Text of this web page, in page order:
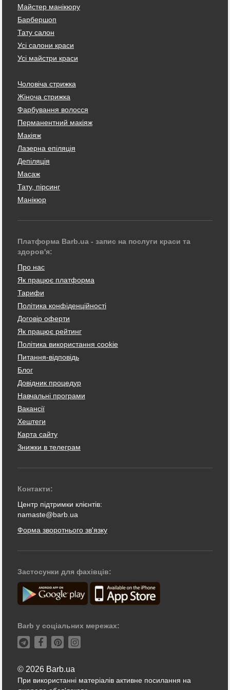
Майстер манікюру
Барбершоп
Тату салон
Усі салони краси
Усі майстри краси
Чоловіча стрижка
Жіноча стрижка
Фарбування волосся
Перманентний макіяж
Макіяж
Лазерна епіляція
Депіляція
Масаж
Тату, пірсинг
Манікюр
Платформа Barb.ua - запис на послуги краси та
здоров'я:
Про нас
Як працює платформа
Тарифи
Політика конфіденційності
Договір оферти
Як працює рейтинг
Політика використання cookie
Питання-відповідь
Блог
Довідник процедур
Навчальні програми
Вакансії
Хештеги
Карта сайту
Знижки в телеграм
Контакти:
Центр підтримки клієнтів:
namaste@barb.ua
Форма зворотнього зв'язку
Застосунки для фахівців:
Barb у соціальних мережах:
© 2026 Barb.ua
При використанні матеріалів активне посилання на